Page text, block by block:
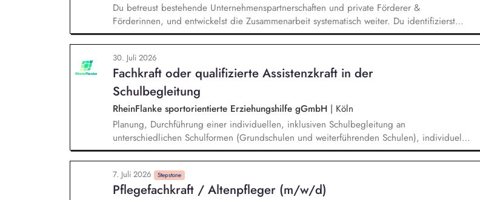
Du betreust bestehende Unternehmenspartnerschaften und private Förderer &
Förderinnen, und entwickelst die Zusammenarbeit systematisch weiter. Du identifizierst
neue Unternehmen und Förderer & Förderinnen und sprichst sie aktiv an. Du planst und
setzt Fundraising-Maßnahmen eigenständig um und verfolgst deren Ergebnisse. Du
arbeitest eng mit der Landesdirektion, dem Marketing und unseren Programmkollegen
zusammen.
30. Juli 2026
Fachkraft oder qualifizierte Assistenzkraft in der
Schulbegleitung
RheinFlanke sportorientierte Erziehungshilfe gGmbH | Köln
Planung, Durchführung einer individuellen, inklusiven Schulbegleitung an
unterschiedlichen Schulformen (Grundschulen und weiterführenden Schulen), individuelle
Unterstützung eines:einer Schüler:in im Unterricht und in den Pausenzeiten, Beziehungs-
und Vertrauensarbeit, gemeinsames Erarbeiten von Methoden und Strategien mit den
Lehrer:innen und Sonderpädagog:innen, um Selbstständigkeit und Teilhabe zu fördern.
7. Juli 2026 Stepstone
Pflegefachkraft / Altenpfleger (m/w/d)